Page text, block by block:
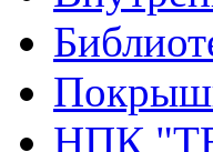
НПК